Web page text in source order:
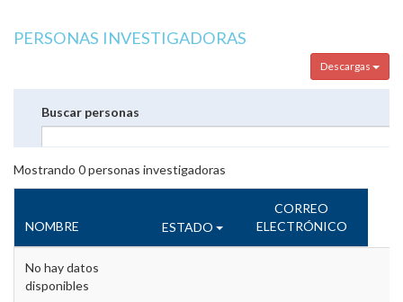
PERSONAS INVESTIGADORAS
Descargas
Buscar personas
Mostrando 0personas investigadoras
NOMBRE ESTADO
CORREO
ELECTRÓNICO
No hay datos
disponibles